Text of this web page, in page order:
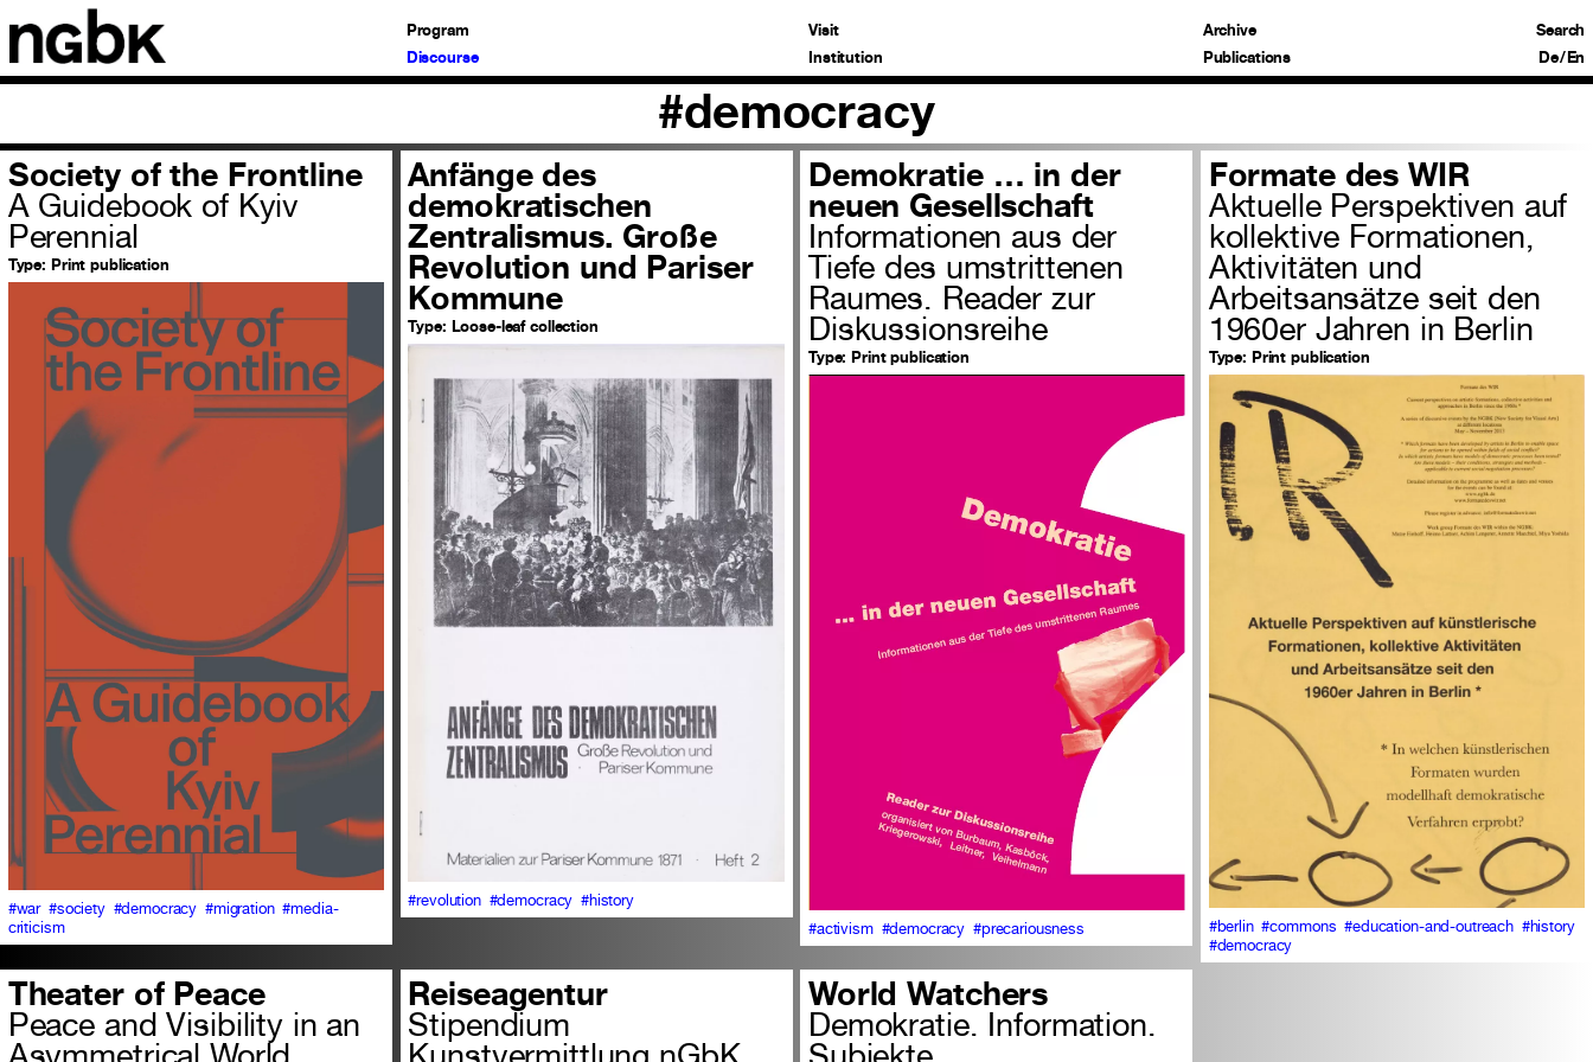
Program
Discourse
Visit
Institution
Archive
Publications
Search
De/En
#democracy
Society of the Frontline
A Guidebook of Kyiv
Perennial
Type: Print publication
#war #society #democracy #migration #media-
criticism
Anfänge des
demokratischen
Zentralismus. Große
Revolution und Pariser
Kommune
Type: Loose-leaf collection
#revolution #democracy #history
Demokratie … in der
neuen Gesellschaft
Informationen aus der
Tiefe des umstrittenen
Raumes. Reader zur
Diskussionsreihe
Type: Print publication
#activism #democracy #precariousness
Formate des WIR
Aktuelle Perspektiven auf
kollektive Formationen,
Aktivitäten und
Arbeitsansätze seit den
1960er Jahren in Berlin
Type: Print publication
#berlin #commons #education-and-outreach #history
#democracy
Theater of Peace
Peace and Visibility in an
Reiseagentur
Stipendium
World Watchers
Demokratie. Information.